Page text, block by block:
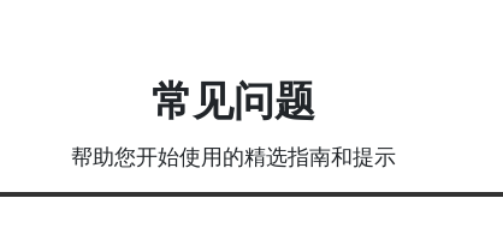
常见问题
帮助您开始使用的精选指南和提示